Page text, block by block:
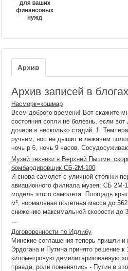
для ваших
финансовых
нужд
Архив
Архив записей в
Насморк=кошмар
Всем доброго времени! Вот скажите
состояния сопли не болезнь, если
дочери в несколько стадий. 1.
ручьем, нос не дышит в лежачем
ночь р 6, ночь 9 часов.
Музей техники в Верхней Пышме:
бомбардировщик СБ-2М-100
И снова самолет с уличной стоянки
авиационного филиала музея: СБ 2М-
модель этого самолета. Площадь
м², нормальная полётная масса до
снижению максимальной скорости до
...
Договоренности по Идлибу
Минские соглашения теперь пришли
Эрдогана и Путина принято решение к
километровую демилитаризованную
правда, роли поменялись - Путин в